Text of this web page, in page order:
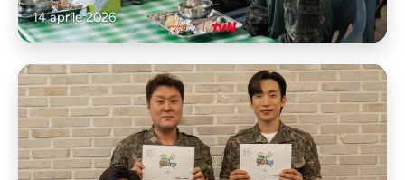
14 aprile 2026